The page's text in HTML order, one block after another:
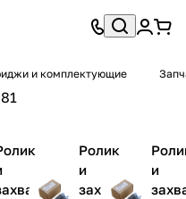
и комплектующие
81
Ролик
и
захва
и